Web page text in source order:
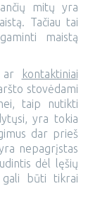
mitų yra
Tačiau tai
maistą
ar
kontaktiniai
stovėdami
taip nutikti
yra tokia
dar prieš
nepagrįstas
dėl lęšių
gali būti tikrai